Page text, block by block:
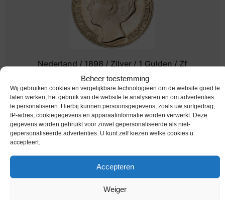
Beheer toestemming
Wij gebruiken cookies en vergelijkbare technologieën om de website goed te
laten werken, het gebruik van de website te analyseren en om advertenties
te personaliseren. Hierbij kunnen persoonsgegevens, zoals uw surfgedrag,
IP-adres, cookiegegevens en apparaatinformatie worden verwerkt. Deze
gegevens worden gebruikt voor zowel gepersonaliseerde als niet-
gepersonaliseerde advertenties. U kunt zelf kiezen welke cookies u
accepteert.
Accepteren
Weiger
Nederland / 1898 / Zilver / 1 Gulden / Zf
Melding bij beschikbaarheid